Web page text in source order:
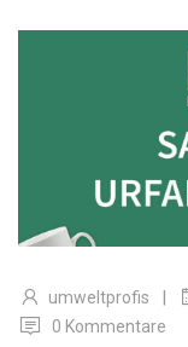
umweltprofis |
0 Kommentare